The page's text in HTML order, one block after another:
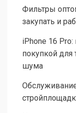
Фильтры
закупать и
iPhone 16
покупкой для
шума